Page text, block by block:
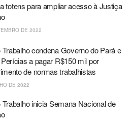
totens para ampliar acesso à Justiça
DE 2022
condena Governo do Pará e
a pagar R$150 mil por
de normas trabalhistas
DE 2022
inicia Semana Nacional de